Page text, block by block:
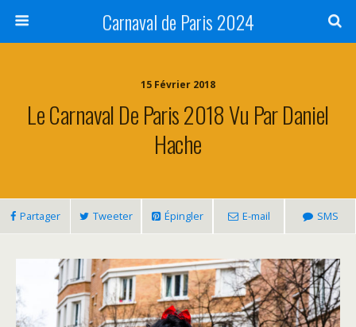
Carnaval de Paris 2024
15 Février 2018
Le Carnaval De Paris 2018 Vu Par Daniel
Hache
Partager Tweeter Épingler E-mail SMS